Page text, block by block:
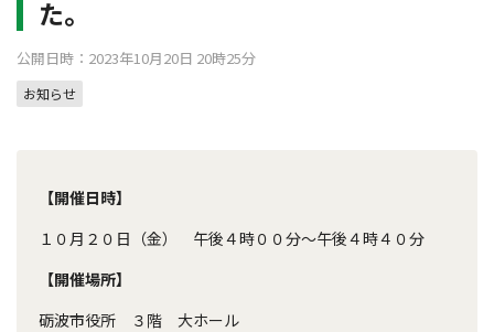
た。
公開日時：2023年10月20日 20時25分
お知らせ
【開催日時】
１０月２０日（金） 午後４時００分～午後４時４０分
【開催場所】
砺波市役所 ３階 大ホール